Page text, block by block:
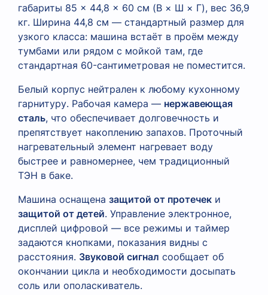
габариты 85 × 44,8 × 60 см (В × Ш × Г), вес 36,9
кг. Ширина 44,8 см — стандартный размер для
узкого класса: машина встаёт в проём между
тумбами или рядом с мойкой там, где
стандартная 60-сантиметровая не поместится.
Белый корпус нейтрален к любому кухонному
гарнитуру. Рабочая камера — нержавеющая
сталь, что обеспечивает долговечность и
препятствует накоплению запахов. Проточный
нагревательный элемент нагревает воду
быстрее и равномернее, чем традиционный
ТЭН в баке.
Машина оснащена защитой от протечек и
защитой от детей. Управление электронное,
дисплей цифровой — все режимы и таймер
задаются кнопками, показания видны с
расстояния. Звуковой сигнал сообщает об
окончании цикла и необходимости досыпать
соль или ополаскиватель.